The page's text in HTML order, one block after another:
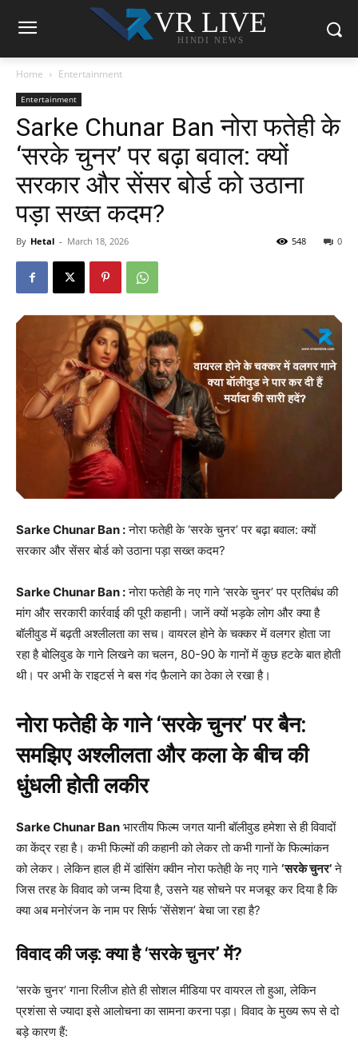
VR LIVE
HINDI NEWS
Home Entertainment
Entertainment
Sarke Chunar Ban नोरा फतेही के
‘सरके चुनर’ पर बढ़ा बवाल: क्यों
सरकार और सेंसर बोर्ड को उठाना
पड़ा सख्त कदम?
By Hetal - March 18, 2026 0
548
Sarke Chunar Ban :नोरा फतेही के ‘सरके चुनर’ पर बढ़ा बवाल: क्यों
सरकार और सेंसर बोर्ड को उठाना पड़ा सख्त कदम?
Sarke Chunar Ban :नोरा फतेही के नए गाने ‘सरके चुनर’ पर प्रतिबंध की
मांग और सरकारी कार्रवाई की पूरी कहानी। जानें क्यों भड़के लोग और क्या है
बॉलीवुड में बढ़ती अश्लीलता का सच। वायरल होने के चक्कर में वलगर होता जा
रहा है बोलिवुड के गाने लिखने का चलन, 80-90 के गानों में कुछ हटके बात होती
थी। पर अभी के राइटर्स ने बस गंद फ़ैलाने का ठेका ले रखा है।
नोरा फतेही के गाने ‘सरके चुनर’ पर बैन:
समझिए अश्लीलता और कला के बीच की
धुंधली होती लकीर
Sarke Chunar Ban भारतीय फिल्म जगत यानी बॉलीवुड हमेशा से ही विवादों
का केंद्र रहा है। कभी फिल्मों की कहानी को लेकर तो कभी गानों के फिल्मांकन
को लेकर। लेकिन हाल ही में डांसिंग क्वीन नोरा फतेही के नए गाने ‘सरके चुनर’ने
जिस तरह के विवाद को जन्म दिया है, उसने यह सोचने पर मजबूर कर दिया है कि
क्या अब मनोरंजन के नाम पर सिर्फ ‘सेंसेशन’ बेचा जा रहा है?
विवाद की जड़: क्या है ‘सरके चुनर’ में?
‘सरके चुनर’ गाना रिलीज होते ही सोशल मीडिया पर वायरल तो हुआ, लेकिन
प्रशंसा से ज्यादा इसे आलोचना का सामना करना पड़ा। विवाद के मुख्य रूप से दो
बड़े कारण हैं: